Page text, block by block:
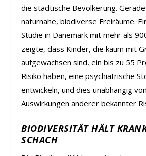
die städtische Bevölkerung.
naturnahe, biodiverse Freiräume.
Studie in Dänemark mit mehr als
zeigte, dass Kinder, die kaum mit
aufgewachsen sind, ein bis zu 55
Risiko haben, eine psychiatrische
entwickeln, und dies unabhängig
Auswirkungen anderer bekannter
BIODIVERSITÄT HÄLT
SCHACH